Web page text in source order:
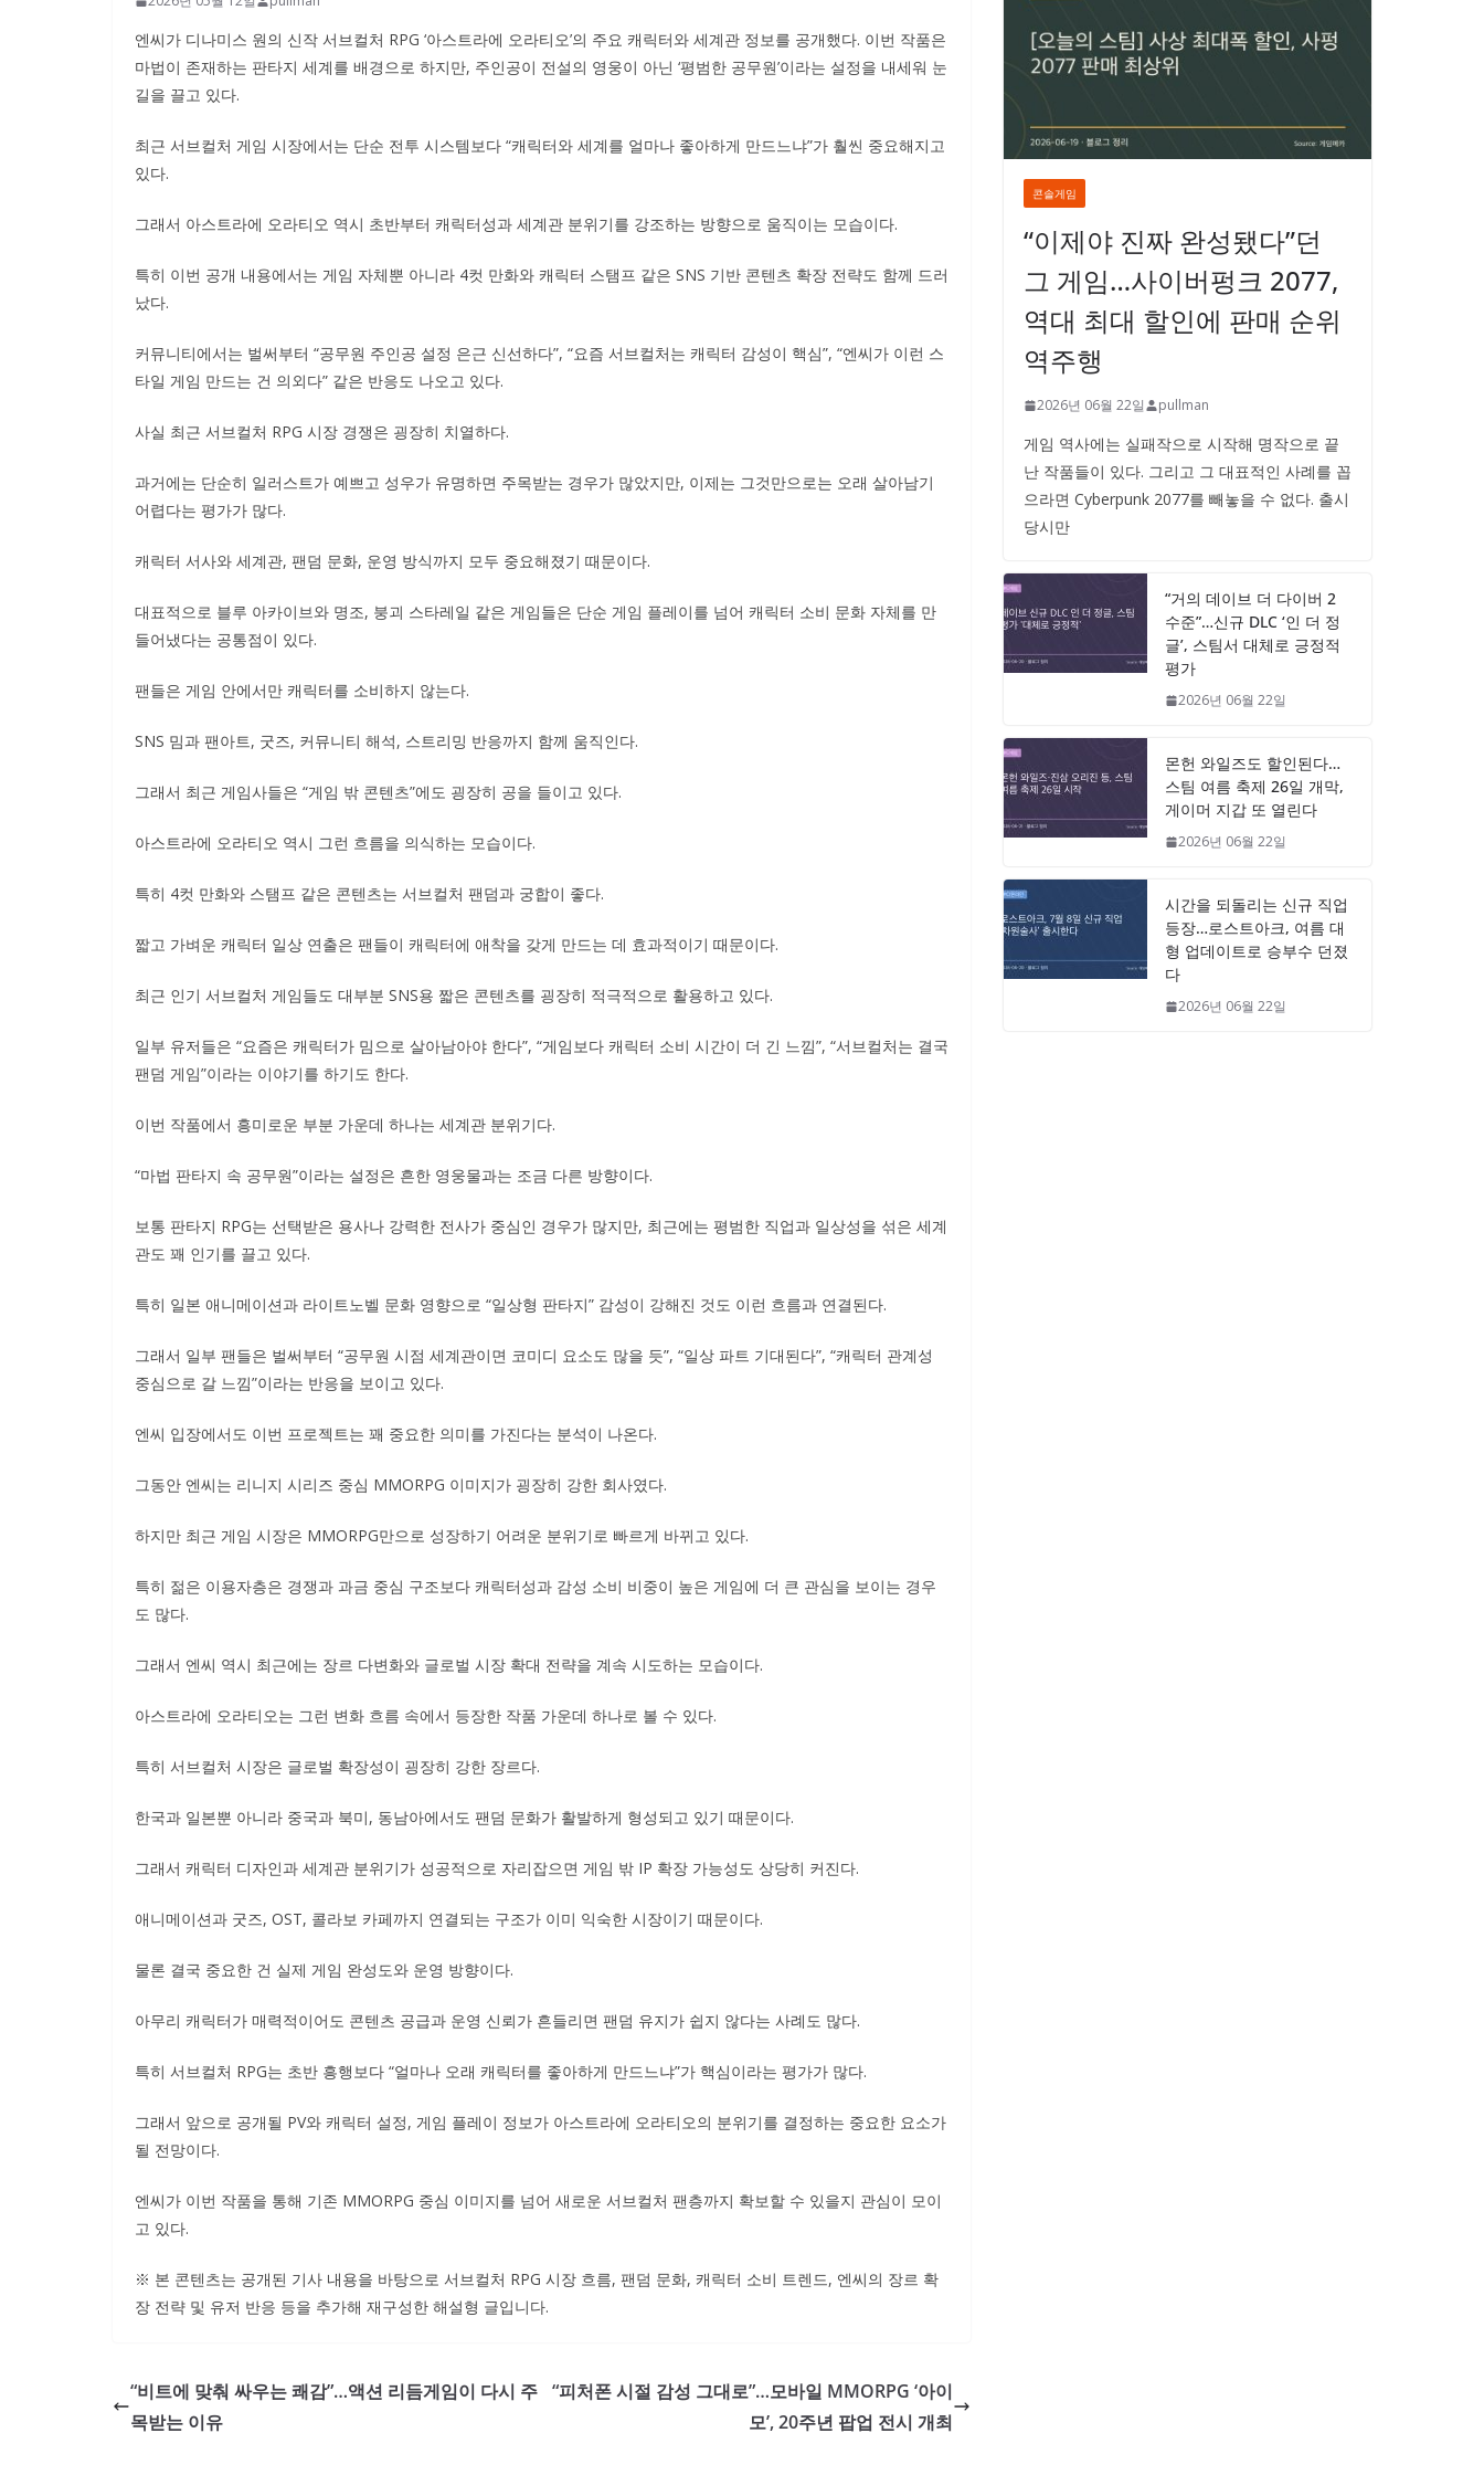
엔씨가 디나미스 원의 신작 서브컬처 RPG ‘아스트라에 오라티오’의 주요 캐릭터와 세계관 정보를 공개했다. 이번 작품은
마법이 존재하는 판타지 세계를 배경으로 하지만, 주인공이 전설의 영웅이 아닌 ‘평범한 공무원’이라는 설정을 내세워 눈
길을 끌고 있다.
최근 서브컬처 게임 시장에서는 단순 전투 시스템보다 “캐릭터와 세계를 얼마나 좋아하게 만드느냐”가 훨씬 중요해지고
있다.
그래서 아스트라에 오라티오 역시 초반부터 캐릭터성과 세계관 분위기를 강조하는 방향으로 움직이는 모습이다.
특히 이번 공개 내용에서는 게임 자체뿐 아니라 4컷 만화와 캐릭터 스탬프 같은 SNS 기반 콘텐츠 확장 전략도 함께 드러
났다.
커뮤니티에서는 벌써부터 “공무원 주인공 설정 은근 신선하다”, “요즘 서브컬처는 캐릭터 감성이 핵심”, “엔씨가 이런 스
타일 게임 만드는 건 의외다” 같은 반응도 나오고 있다.
사실 최근 서브컬처 RPG 시장 경쟁은 굉장히 치열하다.
과거에는 단순히 일러스트가 예쁘고 성우가 유명하면 주목받는 경우가 많았지만, 이제는 그것만으로는 오래 살아남기
어렵다는 평가가 많다.
캐릭터 서사와 세계관, 팬덤 문화, 운영 방식까지 모두 중요해졌기 때문이다.
대표적으로 블루 아카이브와 명조, 붕괴 스타레일 같은 게임들은 단순 게임 플레이를 넘어 캐릭터 소비 문화 자체를 만
들어냈다는 공통점이 있다.
팬들은 게임 안에서만 캐릭터를 소비하지 않는다.
SNS 밈과 팬아트, 굿즈, 커뮤니티 해석, 스트리밍 반응까지 함께 움직인다.
그래서 최근 게임사들은 “게임 밖 콘텐츠”에도 굉장히 공을 들이고 있다.
아스트라에 오라티오 역시 그런 흐름을 의식하는 모습이다.
특히 4컷 만화와 스탬프 같은 콘텐츠는 서브컬처 팬덤과 궁합이 좋다.
짧고 가벼운 캐릭터 일상 연출은 팬들이 캐릭터에 애착을 갖게 만드는 데 효과적이기 때문이다.
최근 인기 서브컬처 게임들도 대부분 SNS용 짧은 콘텐츠를 굉장히 적극적으로 활용하고 있다.
일부 유저들은 “요즘은 캐릭터가 밈으로 살아남아야 한다”, “게임보다 캐릭터 소비 시간이 더 긴 느낌”, “서브컬처는 결국
팬덤 게임”이라는 이야기를 하기도 한다.
이번 작품에서 흥미로운 부분 가운데 하나는 세계관 분위기다.
“마법 판타지 속 공무원”이라는 설정은 흔한 영웅물과는 조금 다른 방향이다.
보통 판타지 RPG는 선택받은 용사나 강력한 전사가 중심인 경우가 많지만, 최근에는 평범한 직업과 일상성을 섞은 세계
관도 꽤 인기를 끌고 있다.
특히 일본 애니메이션과 라이트노벨 문화 영향으로 “일상형 판타지” 감성이 강해진 것도 이런 흐름과 연결된다.
그래서 일부 팬들은 벌써부터 “공무원 시점 세계관이면 코미디 요소도 많을 듯”, “일상 파트 기대된다”, “캐릭터 관계성
중심으로 갈 느낌”이라는 반응을 보이고 있다.
엔씨 입장에서도 이번 프로젝트는 꽤 중요한 의미를 가진다는 분석이 나온다.
그동안 엔씨는 리니지 시리즈 중심 MMORPG 이미지가 굉장히 강한 회사였다.
하지만 최근 게임 시장은 MMORPG만으로 성장하기 어려운 분위기로 빠르게 바뀌고 있다.
특히 젊은 이용자층은 경쟁과 과금 중심 구조보다 캐릭터성과 감성 소비 비중이 높은 게임에 더 큰 관심을 보이는 경우
도 많다.
그래서 엔씨 역시 최근에는 장르 다변화와 글로벌 시장 확대 전략을 계속 시도하는 모습이다.
아스트라에 오라티오는 그런 변화 흐름 속에서 등장한 작품 가운데 하나로 볼 수 있다.
특히 서브컬처 시장은 글로벌 확장성이 굉장히 강한 장르다.
한국과 일본뿐 아니라 중국과 북미, 동남아에서도 팬덤 문화가 활발하게 형성되고 있기 때문이다.
그래서 캐릭터 디자인과 세계관 분위기가 성공적으로 자리잡으면 게임 밖 IP 확장 가능성도 상당히 커진다.
애니메이션과 굿즈, OST, 콜라보 카페까지 연결되는 구조가 이미 익숙한 시장이기 때문이다.
물론 결국 중요한 건 실제 게임 완성도와 운영 방향이다.
아무리 캐릭터가 매력적이어도 콘텐츠 공급과 운영 신뢰가 흔들리면 팬덤 유지가 쉽지 않다는 사례도 많다.
특히 서브컬처 RPG는 초반 흥행보다 “얼마나 오래 캐릭터를 좋아하게 만드느냐”가 핵심이라는 평가가 많다.
그래서 앞으로 공개될 PV와 캐릭터 설정, 게임 플레이 정보가 아스트라에 오라티오의 분위기를 결정하는 중요한 요소가
될 전망이다.
엔씨가 이번 작품을 통해 기존 MMORPG 중심 이미지를 넘어 새로운 서브컬처 팬층까지 확보할 수 있을지 관심이 모이
고 있다.
※ 본 콘텐츠는 공개된 기사 내용을 바탕으로 서브컬처 RPG 시장 흐름, 팬덤 문화, 캐릭터 소비 트렌드, 엔씨의 장르 확
장 전략 및 유저 반응 등을 추가해 재구성한 해설형 글입니다.
“비트에 맞춰 싸우는 쾌감”…액션 리듬게임이 다시 주
목받는 이유
“피처폰 시절 감성 그대로”…모바일 MMORPG ‘아이
모’, 20주년 팝업 전시 개최
콘솔게임
“이제야 진짜 완성됐다”던
그 게임…사이버펑크 2077,
역대 최대 할인에 판매 순위
역주행
2026년 06월 22일 pullman
게임 역사에는 실패작으로 시작해 명작으로 끝
난 작품들이 있다. 그리고 그 대표적인 사례를 꼽
으라면 Cyberpunk 2077를 빼놓을 수 없다. 출시
당시만
“거의 데이브 더 다이버 2
수준”…신규 DLC ‘인 더 정
글’, 스팀서 대체로 긍정적
평가
2026년 06월 22일
몬헌 와일즈도 할인된다…
스팀 여름 축제 26일 개막,
게이머 지갑 또 열린다
2026년 06월 22일
시간을 되돌리는 신규 직업
등장…로스트아크, 여름 대
형 업데이트로 승부수 던졌
다
2026년 06월 22일